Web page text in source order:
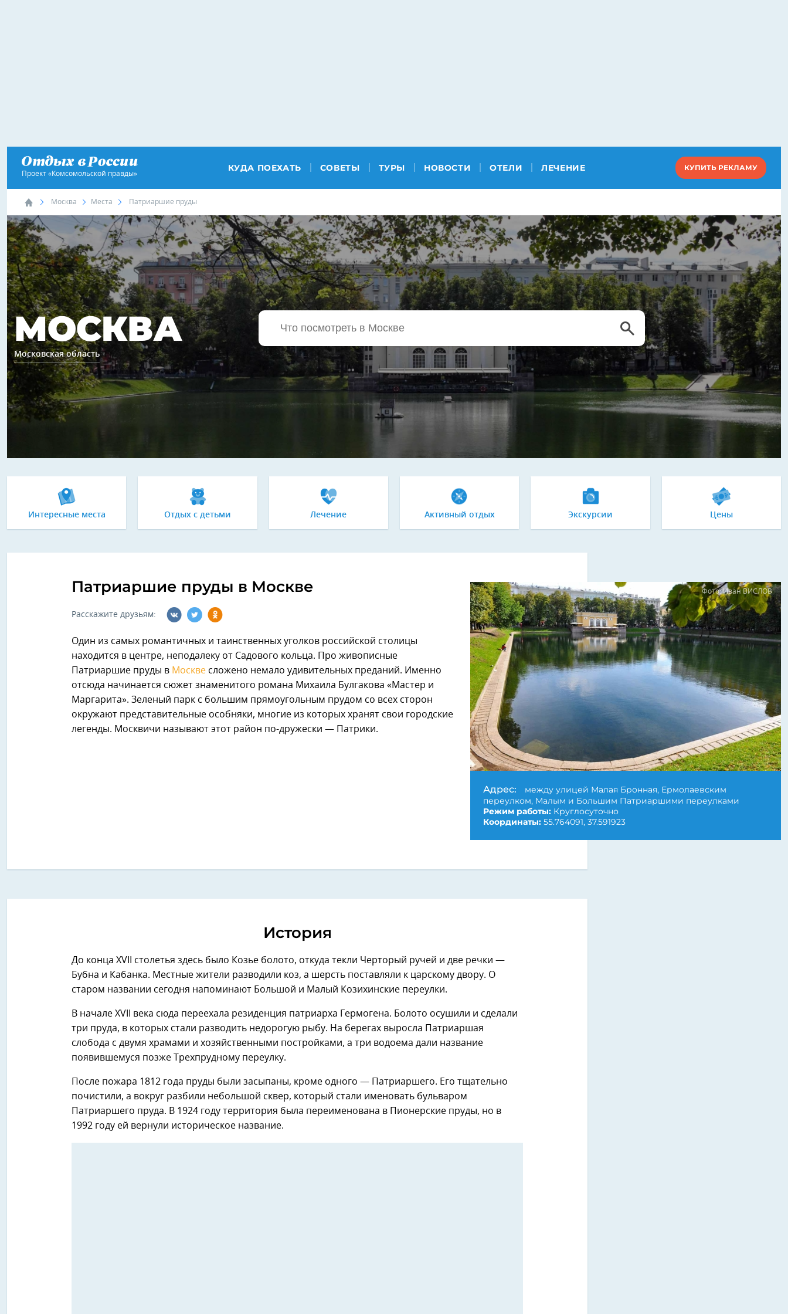
Проект «Комсомольской правды»
КУДА ПОЕХАТЬ СОВЕТЫ ТУРЫ НОВОСТИ ОТЕЛИ ЛЕЧЕНИЕ КУПИТЬ РЕКЛАМУ
Москва Места Патриаршие пруды
МОСКВА
Московская область
Интересные места Отдых с детьми Лечение Активный отдых Экскурсии Цены
Патриаршие пруды в Москве
Расскажите друзьям:
Один из самых романтичных и таинственных уголков российской столицы
находится в центре, неподалеку от Садового кольца. Про живописные
Патриаршие пруды в Москве сложено немало удивительных преданий. Именно
отсюда начинается сюжет знаменитого романа Михаила Булгакова «Мастер и
Маргарита». Зеленый парк с большим прямоугольным прудом со всех сторон
окружают представительные особняки, многие из которых хранят свои городские
легенды. Москвичи называют этот район по-дружески — Патрики.
Фото: Иван ВИСЛОВ
Адрес:
между улицей Малая Бронная, Ермолаевским
переулком, Малым и Большим Патриаршими переулками
Режим работы: Круглосуточно
Координаты: 55.764091, 37.591923
История
До конца XVII столетья здесь было Козье болото, откуда текли Черторый ручей и две речки —
Бубна и Кабанка. Местные жители разводили коз, а шерсть поставляли к царскому двору. О
старом названии сегодня напоминают Большой и Малый Козихинские переулки.
В начале XVII века сюда переехала резиденция патриарха Гермогена. Болото осушили и сделали
три пруда, в которых стали разводить недорогую рыбу. На берегах выросла Патриаршая
слобода с двумя храмами и хозяйственными постройками, а три водоема дали название
появившемуся позже Трехпрудному переулку.
После пожара 1812 года пруды были засыпаны, кроме одного — Патриаршего. Его тщательно
почистили, а вокруг разбили небольшой сквер, который стали именовать бульваром
Патриаршего пруда. В 1924 году территория была переименована в Пионерские пруды, но в
1992 году ей вернули историческое название.